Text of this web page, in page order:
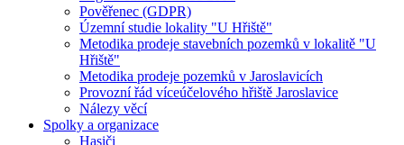
Pověřenec (GDPR)
Územní studie lokality "U Hřiště"
Metodika prodeje stavebních pozemků v lokalitě "U
Hřiště"
Metodika prodeje pozemků v Jaroslavicích
Provozní řád víceúčelového hřiště Jaroslavice
Nálezy věcí
Spolky a organizace
Hasiči